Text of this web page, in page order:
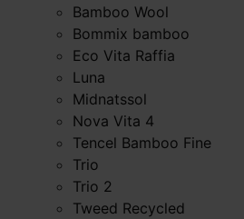
Bamboo Wool
Bommix bamboo
Eco Vita Raffia
Luna
Midnatssol
Nova Vita 4
Tencel Bamboo Fine
Trio
Trio 2
Tweed Recycled